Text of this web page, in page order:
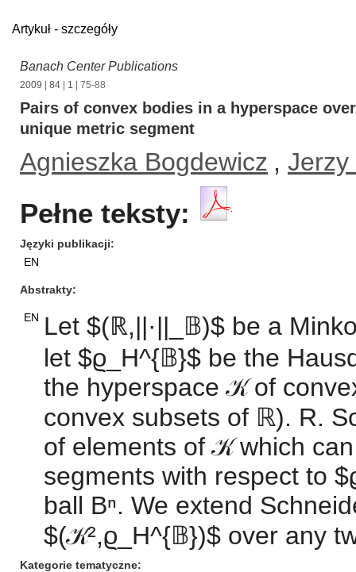
Artykuł - szczegóły
Banach Center Publications
2009 84 1 | 75-88
Pairs of convex bodies in a hyperspace
unique metric segment
Agnieszka Bogdewicz , Jerzy
Pełne teksty:
Języki publikacji
EN
Abstrakty
EN Let $(ℝ,||·||_𝔹)$ be a
let $ϱ_H^{𝔹}$ be the
the hyperspace 𝒦 of
convex subsets of ℝ). R.
of elements of 𝒦 which
segments with respect to
ball Bⁿ. We extend
$(𝒦²,ϱ_H^{𝔹})$ over any
Kategorie tematyczne